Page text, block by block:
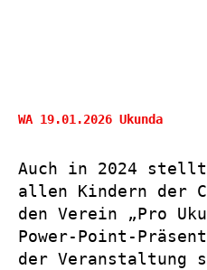
WA 19.01.2026 Ukunda
Auch in 2024
allen Kindern der
den Verein „Pro
Power-Point-
der Veranstaltung